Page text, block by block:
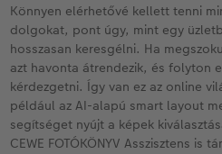
Könnyen elérhetővé kellett tenni
dolgokat, pont úgy, mint egy
hosszasan keresgélni. Ha
azt havonta átrendezik, és folyton
kérdezgetni. Így van ez az online
például az AI-alapú smart layout
segítséget nyújt a képek
CEWE FOTÓKÖNYV Asszisztens is